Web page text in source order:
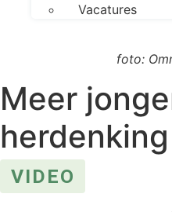
Vacatures
foto:
Meer
VIDEO